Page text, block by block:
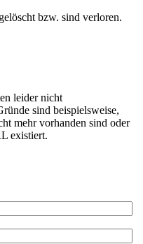
bzw. sind verloren.
leider nicht
sind beispielsweise,
mehr vorhanden sind oder
existiert.